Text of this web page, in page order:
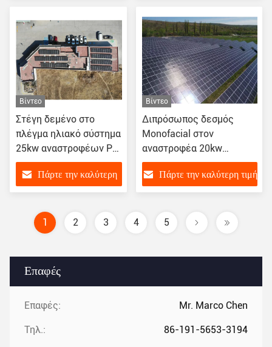
Επαφές
Επαφές: Mr. Marco Chen
Τηλ.: 86-191-5653-3194
Βίντεο
Στέγη δεμένο στο
πλέγμα ηλιακό σύστημα
25kw αναστροφέων PV
για το σπίτι
Πάρτε την καλύτερη
Βίντεο
Διπρόσωπος δεσμός
Monofacial στον
αναστροφέα 20kw
επιτροπής εξαρτήσεων
ηλιακών συστημάτων
πλέγματος
Πάρτε την καλύτερη τιμή
1 2 3 4 5